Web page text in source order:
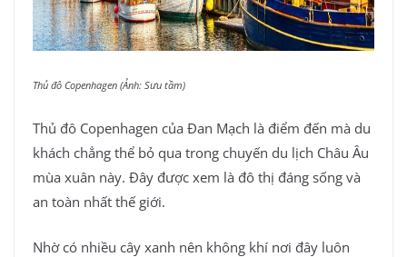
Thủ đô Copenhagen (Ảnh: Sưu tầm)
Thủ đô Copenhagen của Đan Mạch là điểm đến mà du
khách chẳng thể bỏ qua trong chuyến du lịch Châu Âu
mùa xuân này. Đây được xem là đô thị đáng sống và
an toàn nhất thế giới.
Nhờ có nhiều cây xanh nên không khí nơi đây luôn